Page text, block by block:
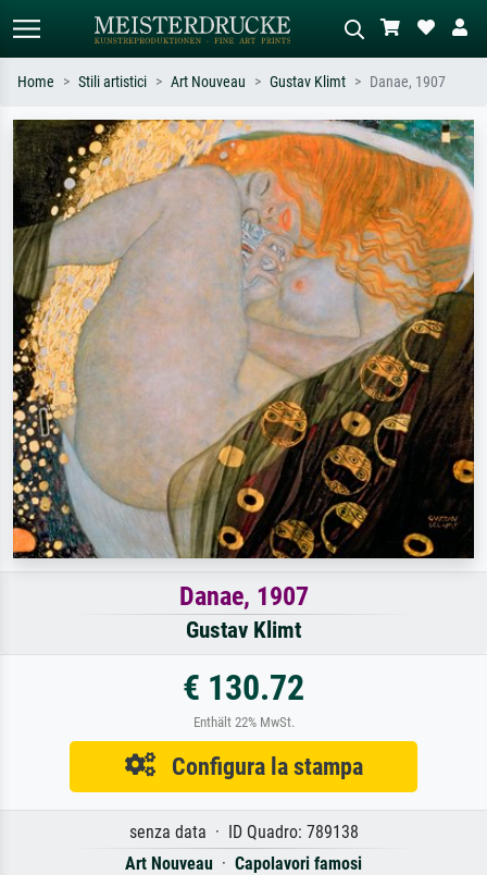
Ricerca standard Ricerca immagini AI
Cerca per artista, titolo o stile – es.
Monet, Notte stellata,
Impressionismo, onda di Hokusai,
Descrivi la scena – es. prato verde,
astratto con molto rosso, dipinto a
olio scuro, nudo in piedi vicino a un
albero.
Home Stili artistici Art Nouveau Gustav Klimt Danae, 1907
Danae, 1907
Gustav Klimt
€ 130.72
Enthält 22% MwSt.
Configura la stampa
senza data · ID Quadro: 789138
Art Nouveau · Capolavori famosi